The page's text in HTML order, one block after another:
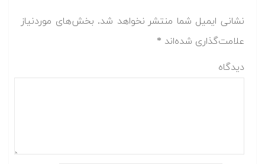
نشانی ایمیل شما منتشر نخواهد شد. بخش‌های موردنیاز
علامت‌گذاری شده‌اند *
دیدگاه